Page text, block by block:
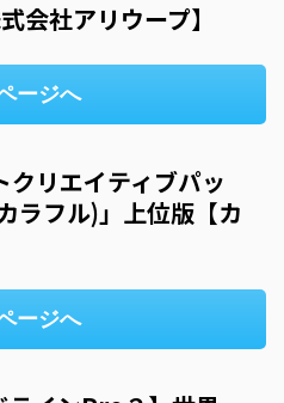
会社アリウープ】
ージへ
クリエイティブパッ
フル)」上位版【カ
ージへ